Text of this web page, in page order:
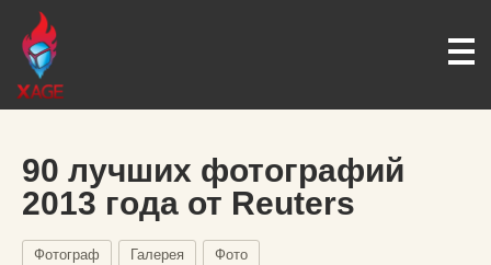
90 лучших фотографий
2013 года от Reuters
Фотограф Галерея Фото